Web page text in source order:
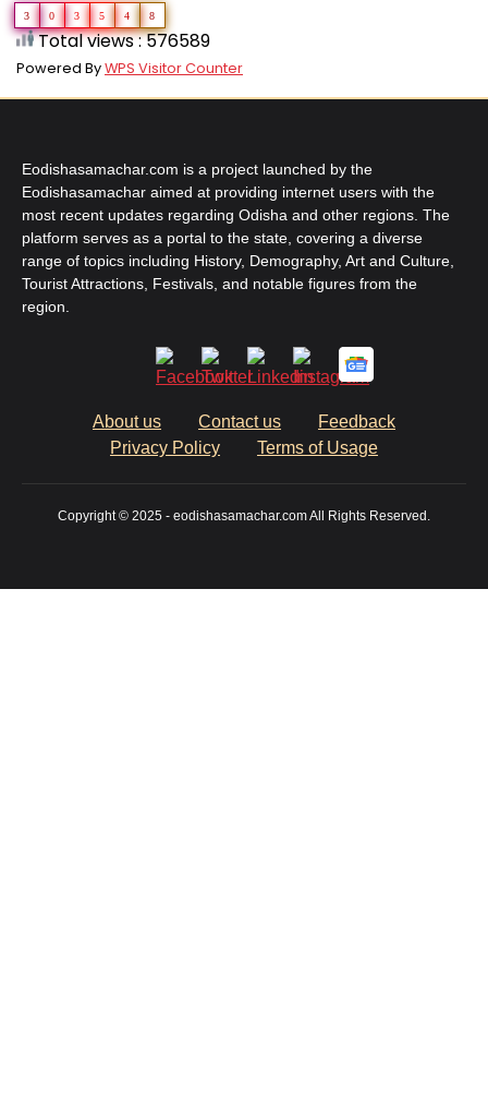
3 0 3 5 4 8
Total views : 576589
Powered ByWPS Visitor Counter
Eodishasamachar.com is a project launched by the
Eodishasamachar aimed at providing internet users with the
most recent updates regarding Odisha and other regions. The
platform serves as a portal to the state, covering a diverse
range of topics including History, Demography, Art and Culture,
Tourist Attractions, Festivals, and notable figures from the
region.
About us Contact us
Feedback
Privacy Policy
Terms of Usage
Copyright © 2025 - eodishasamachar.com All Rights Reserved.